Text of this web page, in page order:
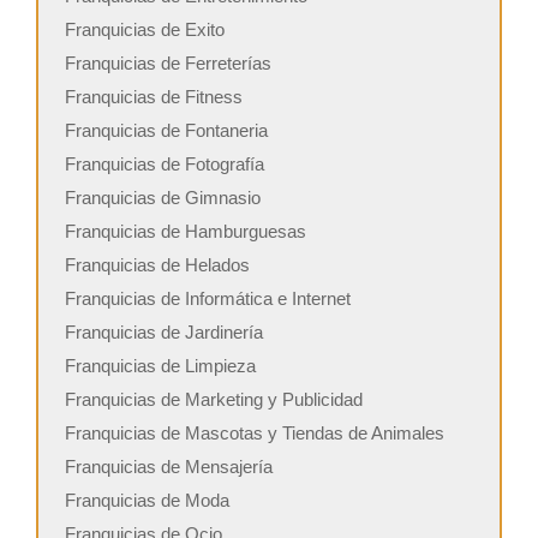
Franquicias de Exito
Franquicias de Ferreterías
Franquicias de Fitness
Franquicias de Fontaneria
Franquicias de Fotografía
Franquicias de Gimnasio
Franquicias de Hamburguesas
Franquicias de Helados
Franquicias de Informática e Internet
Franquicias de Jardinería
Franquicias de Limpieza
Franquicias de Marketing y Publicidad
Franquicias de Mascotas y Tiendas de Animales
Franquicias de Mensajería
Franquicias de Moda